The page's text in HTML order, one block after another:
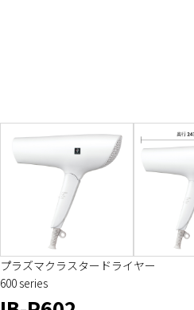
プラズマクラスタードライヤー
600 series